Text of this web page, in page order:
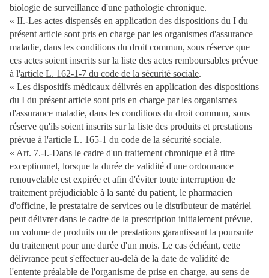
biologie de surveillance d'une pathologie chronique.
« II.-Les actes dispensés en application des dispositions du I du
présent article sont pris en charge par les organismes d'assurance
maladie, dans les conditions du droit commun, sous réserve que
ces actes soient inscrits sur la liste des actes remboursables prévue
à l'article L. 162-1-7 du code de la sécurité sociale.
« Les dispositifs médicaux délivrés en application des dispositions
du I du présent article sont pris en charge par les organismes
d'assurance maladie, dans les conditions du droit commun, sous
réserve qu'ils soient inscrits sur la liste des produits et prestations
prévue à l'article L. 165-1 du code de la sécurité sociale.
« Art. 7.-I.-Dans le cadre d'un traitement chronique et à titre
exceptionnel, lorsque la durée de validité d'une ordonnance
renouvelable est expirée et afin d'éviter toute interruption de
traitement préjudiciable à la santé du patient, le pharmacien
d'officine, le prestataire de services ou le distributeur de matériel
peut délivrer dans le cadre de la prescription initialement prévue,
un volume de produits ou de prestations garantissant la poursuite
du traitement pour une durée d'un mois. Le cas échéant, cette
délivrance peut s'effectuer au-delà de la date de validité de
l'entente préalable de l'organisme de prise en charge, au sens de